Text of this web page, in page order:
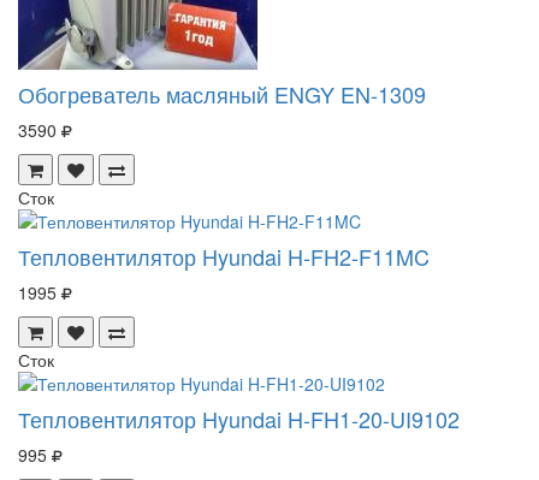
Обогреватель масляный ENGY EN-1309
3590
Сток
Тепловентилятор Hyundai H-FH2-F11MC
1995
Сток
Тепловентилятор Hyundai H-FH1-20-UI9102
995